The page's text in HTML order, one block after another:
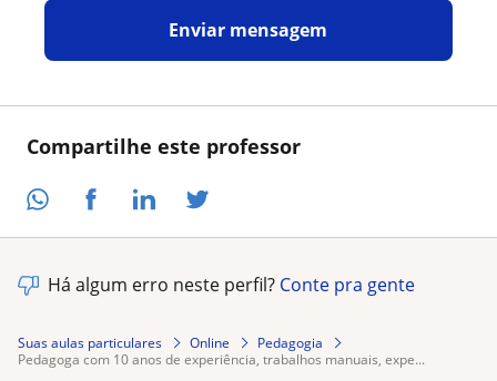
Compartilhe este professor
Enviar mensagem
Há algum erro neste perfil? Conte pra gente
Suas aulas particulares Online
Pedagogia
pedagoga com 10 anos de experiência, trabalhos manuais, expe...